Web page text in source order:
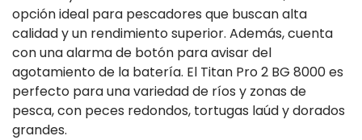
opción ideal para pescadores que buscan alta
calidad y un rendimiento superior. Además, cuenta
con una alarma de botón para avisar del
agotamiento de la batería. El Titan Pro 2 BG 8000 es
perfecto para una variedad de ríos y zonas de
pesca, con peces redondos, tortugas laúd y dorados
grandes.